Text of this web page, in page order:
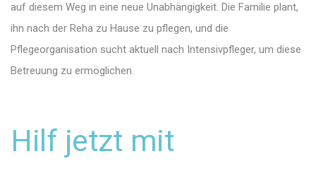
auf diesem Weg in eine neue Unabhängigkeit. Die Familie plant,
ihn nach der Reha zu Hause zu pflegen, und die
Pflegeorganisation sucht aktuell nach Intensivpfleger, um diese
Betreuung zu ermöglichen.
Hilf jetzt mit